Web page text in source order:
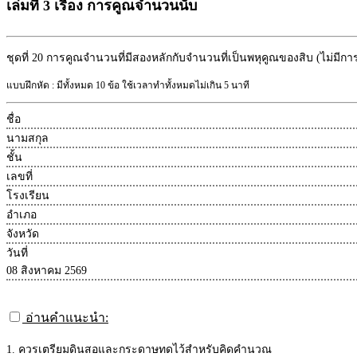
เล่มที่ 3 เรื่อง การคูณจำนวนนับ
ชุดที่ 20 การคูณจำนวนที่มีสองหลักกับจำนวนที่เป็นพหุคูณของสิบ (ไม่มีกา
แบบฝึกหัด : มีทั้งหมด 10 ข้อ ใช้เวลาทำทั้งหมดไม่เกิน 5 นาที
ชื่อ
นามสกุล
ชั้น
เลขที่
โรงเรียน
อำเภอ
จังหวัด
วันที่
08 สิงหาคม 2569
อ่านคำแนะนำ:
1. ควรเตรียมดินสอและกระดาษทดไว้สำหรับคิดคำนวณ